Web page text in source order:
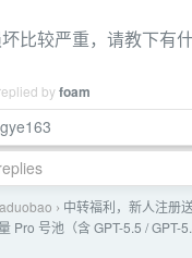
比较严重，请教下有
byfoam
› 中转福利，新人注册
Pro 号池（含 GPT-5.5 / GPT-